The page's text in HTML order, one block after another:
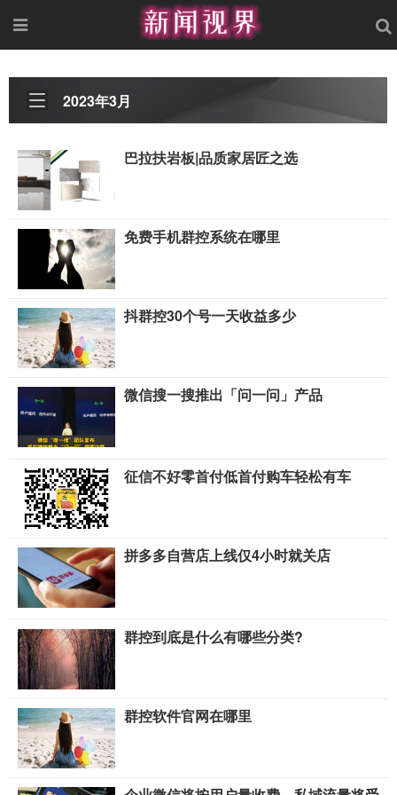
2023年3月
巴拉扶岩板|品质家居匠之选
免费手机群控系统在哪里
抖群控30个号一天收益多少
微信搜一搜推出「问一问」产品
征信不好零首付低首付购车轻松有车
拼多多自营店上线仅4小时就关店
群控到底是什么有哪些分类?
群控软件官网在哪里